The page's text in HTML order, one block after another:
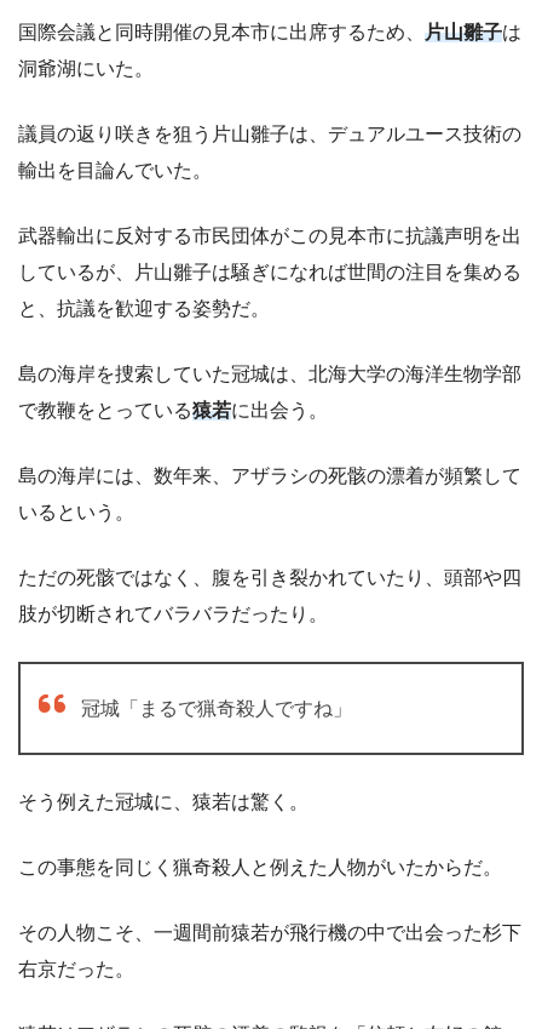
国際会議と同時開催の見本市に出席するため、 片山雛子は
洞爺湖にいた。
議員の返り咲きを狙う片山雛子は、デュアルユース技術の
輸出を目論んでいた。
武器輸出に反対する市民団体がこの見本市に抗議声明を出
しているが、片山雛子は騒ぎになれば世間の注目を集める
と、抗議を歓迎する姿勢だ。
島の海岸を捜索していた冠城は、北海大学の海洋生物学部
で教鞭をとっている猿若に出会う。
島の海岸には、数年来、アザラシの死骸の漂着が頻繁して
いるという。
ただの死骸ではなく、腹を引き裂かれていたり、頭部や四
肢が切断されてバラバラだったり。
冠城「まるで猟奇殺人ですね」
そう例えた冠城に、猿若は驚く。
この事態を同じく猟奇殺人と例えた人物がいたからだ。
その人物こそ、一週間前猿若が飛行機の中で出会った杉下
右京だった。